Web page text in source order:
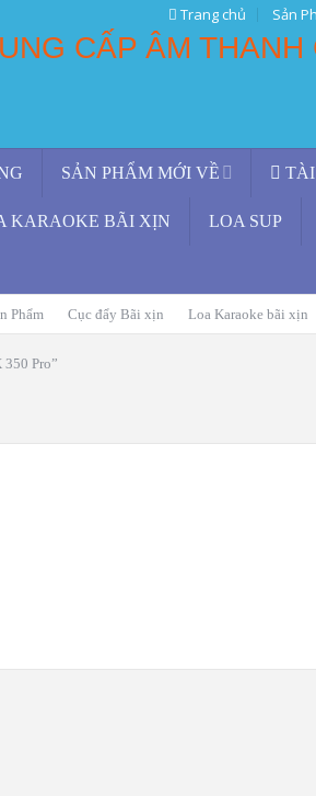
Trang chủ Sản
SẢN PHẨM MỚI VỀ
KARAOKE BÃI XỊN LOA SUP
Phẩm Cục đẩy Bãi xịn Loa Karaoke bãi xịn
350 Pro”